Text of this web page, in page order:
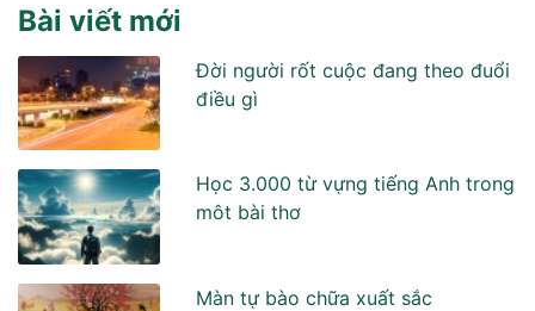
Bài viết mới
Đời người rốt cuộc đang theo đuổi
điều gì
Học 3.000 từ vựng tiếng Anh trong
môt bài thơ
Màn tự bào chữa xuất sắc